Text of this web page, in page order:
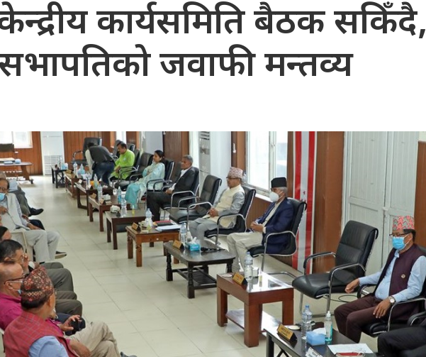
केन्द्रीय कार्यसमिति बैठक सकिँदै,
जवाफी मन्तव्य